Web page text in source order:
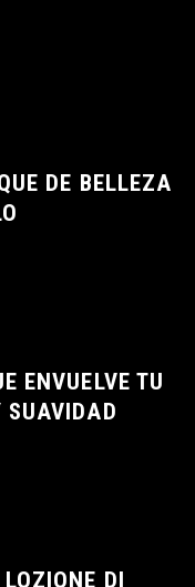
DE BELLEZA
ENVUELVE TU
SUAVIDAD
DI